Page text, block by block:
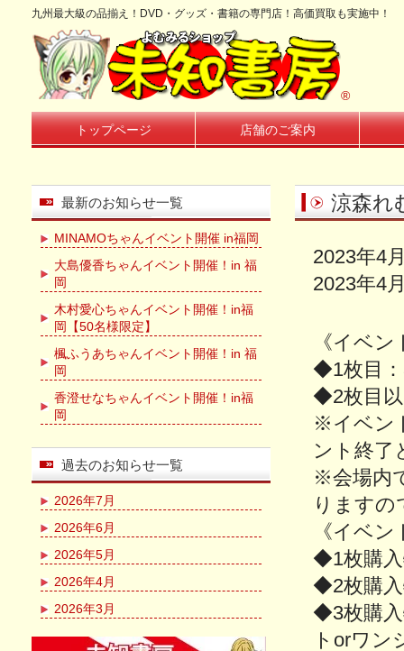
九州最大級の品揃え！DVD・グッズ・書籍の専門店！高価買取も実施中！
®
トップページ 店舗のご案内
涼森れ
2023年4
2023年4
《イベ
◆1枚目：
◆2枚目以
※イベン
ント終了
※会場内
りますの
《イベ
◆1枚購入
◆2枚購入
◆3枚購入
トorワン
最新のお知らせ一覧
MINAMOちゃんイベント開催 in福岡
大島優香ちゃんイベント開催！in 福
岡
木村愛心ちゃんイベント開催！in福
岡【50名様限定】
楓ふうあちゃんイベント開催！in 福
岡
香澄せなちゃんイベント開催！in福
岡
過去のお知らせ一覧
2026年7月
2026年6月
2026年5月
2026年4月
2026年3月